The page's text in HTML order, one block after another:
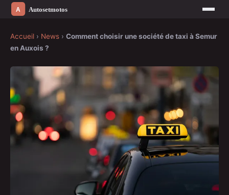
Accueil › News › Comment choisir une société de taxi à Semur
en Auxois ?